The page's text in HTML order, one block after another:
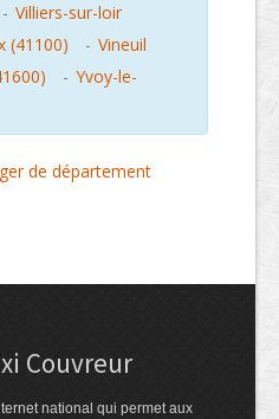
- Villiers-sur-loir
(41100) - Vineuil
- Yvoy-le-
de département
Couvreur
national qui permet aux